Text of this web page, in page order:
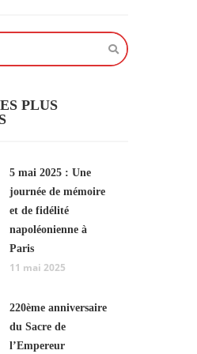
PLUS
5 mai 2025 : Une
journée de mémoire
et de fidélité
napoléonienne à
Paris
11 mai 2025
220ème anniversaire
du Sacre de
l’Empereur